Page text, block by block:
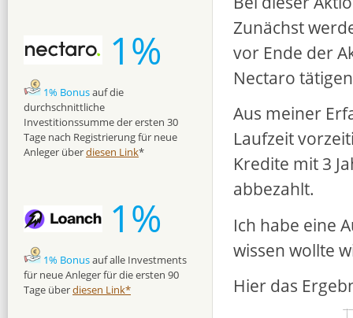
Zunächst
vor Ende der
Nectaro
Aus meiner
Laufzeit
Kredite mit 3
abbezahlt.
Ich habe eine
wissen wollte
Hier das
1%
1% Bonusauf die
durchschnittliche
Investitionssumme der ersten 30
Tage nach Registrierung für neue
Anleger überdiesen Link*
1%
1% Bonusauf alle Investments
für neue Anleger für die ersten 90
Tage überdiesen Link*